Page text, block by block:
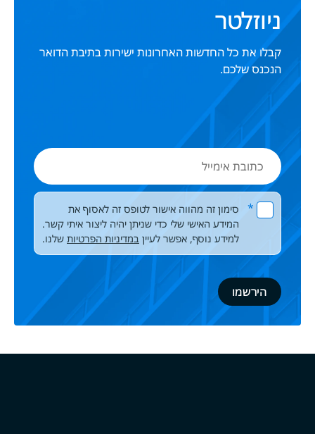
ניוזלטר
קבלו את כל החדשות האחרונות ישירות בתיבת הדואר
הנכנס שלכם.
כתובת
אימייל
Please leave this field empty.
*
סימון זה מהווה אישור לטופס זה לאסוף את
המידע האישי שלי כדי שניתן יהיה ליצור איתי קשר.
למידע נוסף, אפשר לעיין במדיניות הפרטיות שלנו.